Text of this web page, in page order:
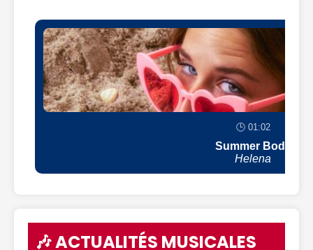
🕒 01:02
Summer Body
Helena
🎶 ACTUALITÉS MUSICALES